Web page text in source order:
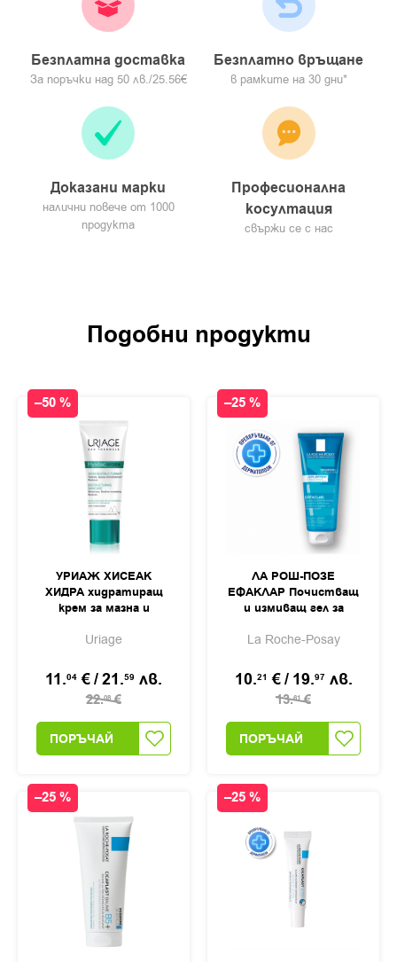
Безплатна доставка
За поръчки над 50 лв./25.56€
Безплатно връщане
в рамките на 30 дни*
Доказани марки
налични повече от 1000
продукта
Професионална
косултация
свържи се с нас
Подобни продукти
–50 %
УРИАЖ ХИСЕАК
ХИДРА хидратиращ
крем за мазна и
40мл
Uriage
11.04 €/21.59 лв.
22.08 €
ПОРЪЧАЙ
–25 %
ЛА РОШ-ПОЗЕ
ЕФАКЛАР Почистващ
и измиващ гел за
чувствителна кожа
La Roche-Posay
10.21 €/ 19.97 лв.
13.61 €
ПОРЪЧАЙ
–25 % –25 %